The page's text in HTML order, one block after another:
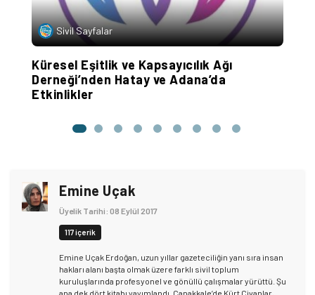
Sivil Sayfalar
Küresel Eşitlik ve Kapsayıcılık Ağı
Derneği’nden Hatay ve Adana’da
Etkinlikler
Emine Uçak
Üyelik Tarihi: 08 Eylül 2017
117 içerik
Emine Uçak Erdoğan, uzun yıllar gazeteciliğin yanı sıra insan
hakları alanı başta olmak üzere farklı sivil toplum
kuruluşlarında profesyonel ve gönüllü çalışmalar yürüttü. Şu
ana dek dört kitabı yayımlandı. Çanakkale’de Kürt Civanlar,